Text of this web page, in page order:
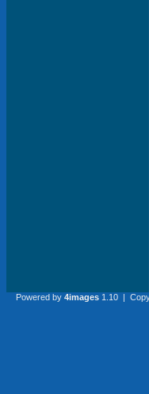
Powered by 4images 1.10 |